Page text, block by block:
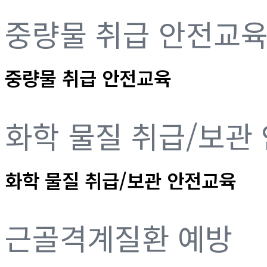
중량물 취급 안전교육
중량물 취급 안전교육
화학 물질 취급/보관
화학 물질 취급/보관 안전교육
근골격계질환 예방